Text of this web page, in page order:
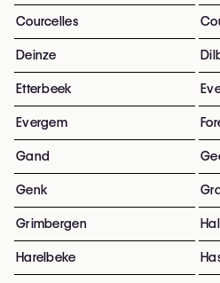
Courcelles
Deinze
Etterbeek
Evergem
Gand
Genk
Grimbergen Hal
Harelbeke